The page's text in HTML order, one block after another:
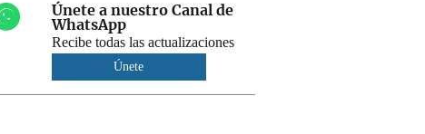
Únete a nuestro Canal de
WhatsApp
Recibe todas las actualizaciones
Únete